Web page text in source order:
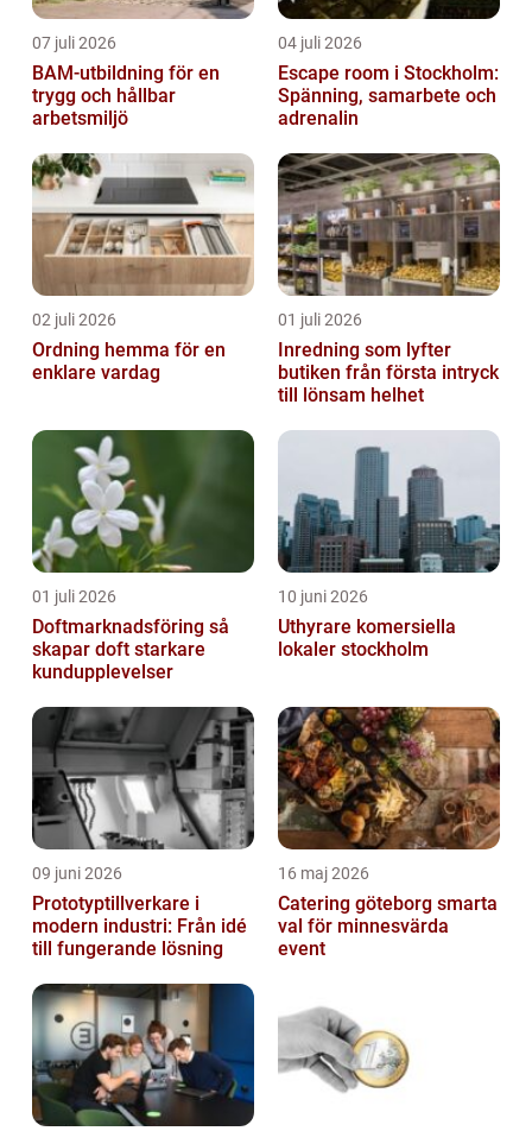
07 juli 2026
BAM-utbildning för en
trygg och hållbar
arbetsmiljö
04 juli 2026
Escape room i Stockholm:
Spänning, samarbete och
adrenalin
02 juli 2026
Ordning hemma för en
enklare vardag
01 juli 2026
Inredning som lyfter
butiken från första intryck
till lönsam helhet
01 juli 2026
Doftmarknadsföring så
skapar doft starkare
kundupplevelser
10 juni 2026
Uthyrare komersiella
lokaler stockholm
09 juni 2026
Prototyptillverkare i
modern industri: Från idé
till fungerande lösning
16 maj 2026
Catering göteborg smarta
val för minnesvärda
event